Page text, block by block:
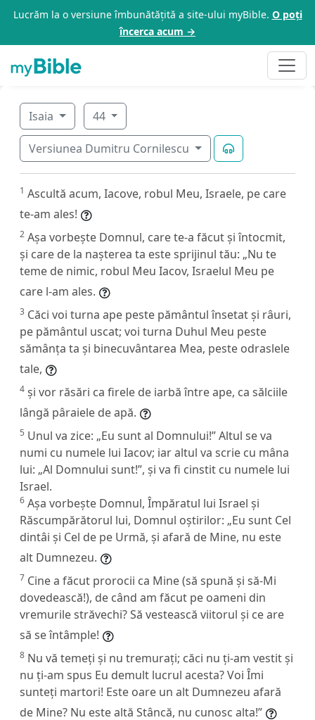
Lucrăm la o versiune îmbunătățită a site-ului myBible. O poți
încerca acum →
Isaia 44
Versiunea Dumitru Cornilescu
1 Ascultă acum, Iacove, robul Meu, Israele, pe care
te-am ales!
2 Așa vorbește Domnul, care te-a făcut și întocmit,
și care de la nașterea ta este sprijinul tău: „Nu te
teme de nimic, robul Meu Iacov, Israelul Meu pe
care l-am ales.
3 Căci voi turna ape peste pământul însetat și râuri,
pe pământul uscat; voi turna Duhul Meu peste
sămânța ta și binecuvântarea Mea, peste odraslele
tale,
4 și vor răsări ca firele de iarbă între ape, ca sălciile
lângă pâraiele de apă.
5 Unul va zice: „Eu sunt al Domnului!” Altul se va
numi cu numele lui Iacov; iar altul va scrie cu mâna
lui: „Al Domnului sunt!”, și va fi cinstit cu numele lui
Israel.
6 Așa vorbește Domnul, Împăratul lui Israel și
Răscumpărătorul lui, Domnul oștirilor: „Eu sunt Cel
dintâi și Cel de pe Urmă, și afară de Mine, nu este
alt Dumnezeu.
7 Cine a făcut prorocii ca Mine (să spună și să-Mi
dovedească!), de când am făcut pe oameni din
vremurile străvechi? Să vestească viitorul și ce are
să se întâmple!
8 Nu vă temeți și nu tremurați; căci nu ți-am vestit și
nu ți-am spus Eu demult lucrul acesta? Voi Îmi
sunteți martori! Este oare un alt Dumnezeu afară
de Mine? Nu este altă Stâncă, nu cunosc alta!”